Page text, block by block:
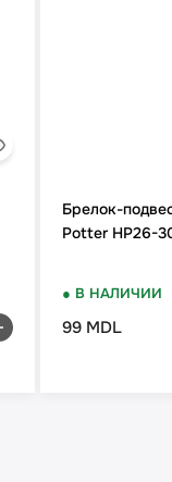
Брелок-
Potter HP26-
● В НАЛИЧИИ
99 MDL